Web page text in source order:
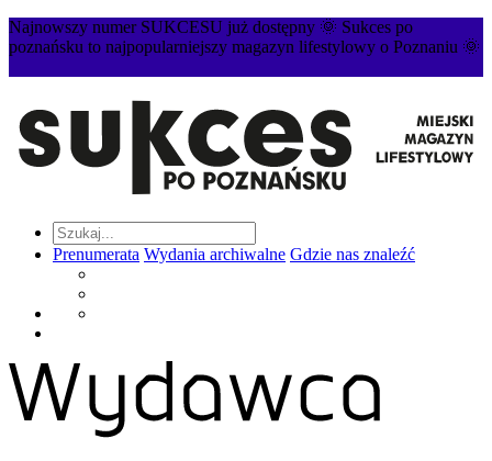
Najnowszy numer SUKCESU już dostępny 🌞 Sukces po
poznańsku to najpopularniejszy magazyn lifestylowy o Poznaniu 🌞
Prenumerata Wydania archiwalne Gdzie nas znaleźć